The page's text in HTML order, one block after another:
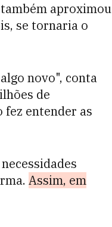
também aproximou
se tornaria o
novo", conta
de
entender as
Assim, em